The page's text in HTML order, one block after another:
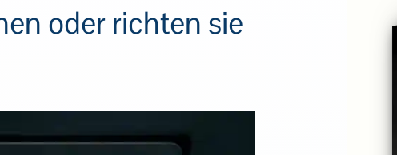
oder richten sie